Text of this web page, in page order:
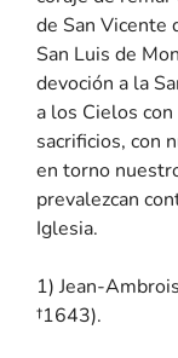
de San Vicente
San Luis de
devoción a la
a los Cielos
sacrificios, con
en torno
prevalezcan
Iglesia.
1) Jean-
†1643).